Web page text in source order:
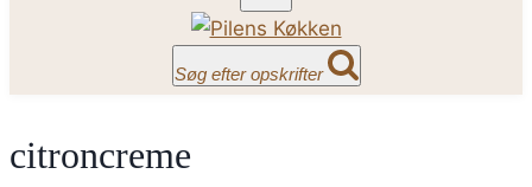
Søg efter opskrifter
citroncreme